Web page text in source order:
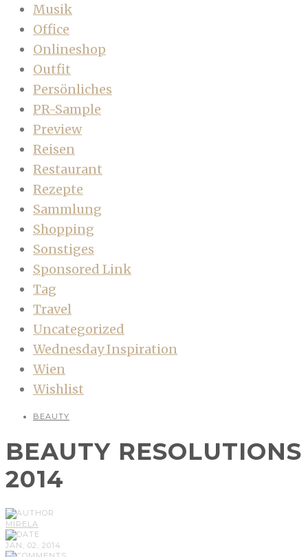
Musik
Office
Onlineshop
Outfit
Persönliches
PR-Sample
Preview
Reisen
Restaurant
Rezepte
Sammlung
Shopping
Sonstiges
Sponsored Link
Tag
Travel
Uncategorized
Wednesday Inspiration
Wien
Wishlist
BEAUTY
BEAUTY RESOLUTIONS
2014
MIRELA
JAN, 02, 2014